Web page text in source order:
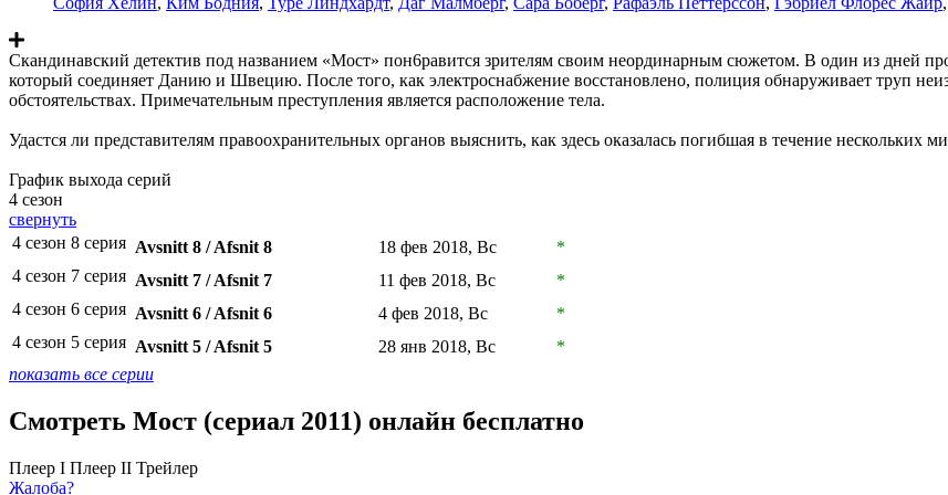
Скандинавский детектив под названием «Мост» пон6равится зрителям своим неординарным сюжетом. В один из дней
который соединяет Данию и Швецию. После того, как электроснабжение восстановлено, полиция обнаруживает труп
обстоятельствах. Примечательным преступления является расположение тела.
Удастся ли представителям правоохранительных органов выяснить, как здесь оказалась погибшая в течение нескольких
График выхода серий
4 сезон
свернуть
4 сезон 8 серия Avsnitt 8 / Afsnit 8 18 фев 2018, Вс
*
4 сезон 7 серия Avsnitt 7 / Afsnit 7 11 фев 2018, Вс
*
4 сезон 6 серия Avsnitt 6 / Afsnit 6 4 фев 2018, Вс
*
4 сезон 5 серия Avsnitt 5 / Afsnit 5 28 янв 2018, Вс
*
показать все серии
Смотреть Мост (сериал 2011) онлайн бесплатно
Плеер I Плеер II Трейлер
Жалоба?